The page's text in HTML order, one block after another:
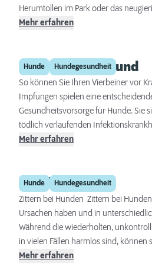
daher unerlässlich, um die Krallen auf
halten und gesundheitliche Probleme
Herumtollen im Park oder das
Doch genau diese Beanspruchung
Hundeballen trocknen aus und
Rissen. Im Sommer hingegen können
die Haut überhitzen und irritieren.
Grannen erhöhen das Risiko von
und machen eine regelmäßige
Mehr erfahren
Hunde Hundegesundheit
Impfung beim Hund
So können Sie Ihren Vierbeiner vor
Impfungen spielen eine
Gesundheitsvorsorge für Hunde. Sie
tödlich verlaufenden
Trotzdem existiert in Deutschland
absolute Impfbefürworter und
Impfung Ihres Vierbeiners dringend
die sogenannte Ständige
(StIKo Vet), die den Einsatz von
bewertet. Sie spricht Empfehlungen
Impfstoffen aus und die
Mehr erfahren
Hunde Hundegesundheit
Hund zittert
Zittern bei Hunden Zittern bei
Ursachen haben und in
Während die wiederholten,
in vielen Fällen harmlos sind, können
ernsthafte Gesundheitsprobleme
Mehr erfahren